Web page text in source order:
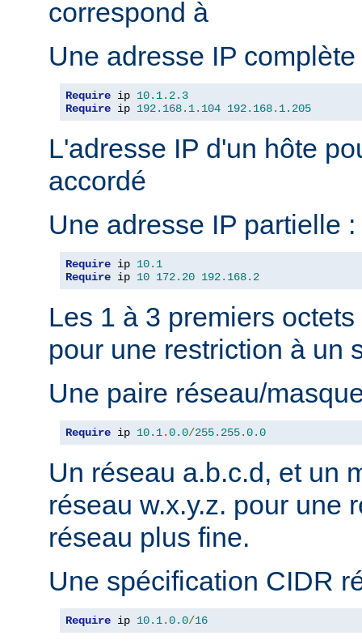
correspond à
Une adresse IP complète
Require ip 10.1. 2.3
Require ip 192.168. 1.104 192.168. 1.205
L'adresse IP d'un hôte
accordé
Une adresse IP partielle :
Require ip 10.1
Require ip 10 172.20 192.168. 2
Les 1 à 3 premiers
pour une restriction à un
Une paire réseau/
Require ip 10.1.0.0/255.255.0.0
Un réseau a.b.c.d, et un
réseau w.x.y.z. pour une
réseau plus fine.
Une spécification CIDR
Require ip 10.1.0.0/16